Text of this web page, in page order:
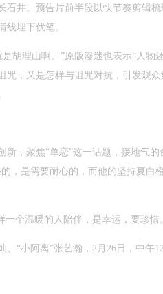
井。预告片前半段以快节奏剪
埋下伏笔。
是胡理山啊。”原版漫迷也表示“人物
，又是怎样与诅咒对抗，引发观
，聚焦“单恋”这一话题，接地
，是需要耐心的，而他的坚持夏
个温暖的人陪伴，是幸运，要珍惜
“小阿离”张艺瀚， 2 月 26 日，中午12